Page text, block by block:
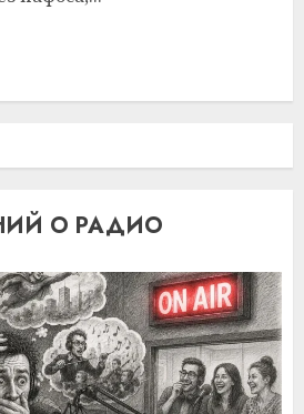
О РАДИО